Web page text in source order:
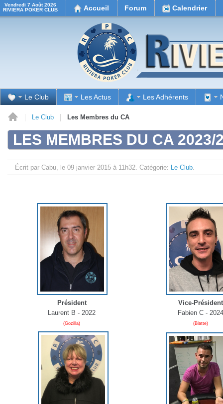
Vendredi 7 Août 2026
RIVIERA POKER CLUB
Accueil Forum Calendrier
Le Club Les Actus Les Adhérents
Le Club Les Membres du CA
LES MEMBRES DU CA 2023/
Écrit par Cabu, le 09 janvier 2015 à 11h32. Catégorie: Le Club.
Président
Vice-Président
Laurent B - 2022
(Gozilla)
Fabien C -
(Blatte)